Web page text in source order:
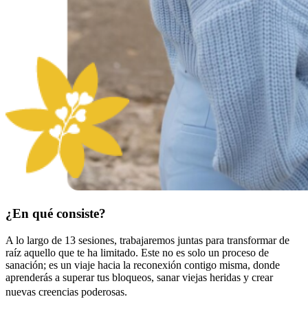
¿En qué consiste?
A lo largo de 13 sesiones, trabajaremos juntas para transformar de
raíz aquello que te ha limitado. Este no es solo un proceso de
sanación; es un viaje hacia la reconexión contigo misma, donde
aprenderás a superar tus bloqueos, sanar viejas heridas y crear
nuevas creencias poderosas.